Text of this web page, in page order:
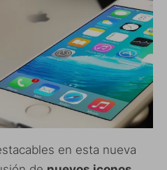
en esta nueva